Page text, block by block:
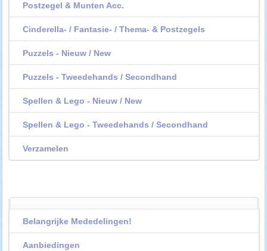
Postzegel & Munten Acc.
Cinderella- / Fantasie- / Thema- & Postzegels
Puzzels - Nieuw / New
Puzzels - Tweedehands / Secondhand
Spellen & Lego - Nieuw / New
Spellen & Lego - Tweedehands / Secondhand
Verzamelen
Belangrijke Mededelingen!
Aanbiedingen